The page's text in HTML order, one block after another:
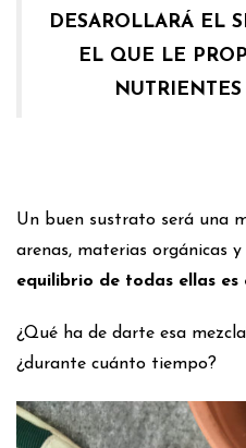
DESAROLLARÁ EL
EL QUE LE
Un buen sustrato será una
arenas, materias orgánicas
equilibrio de todas ellas es
¿Qué ha de darte esa
¿durante cuánto tiempo?